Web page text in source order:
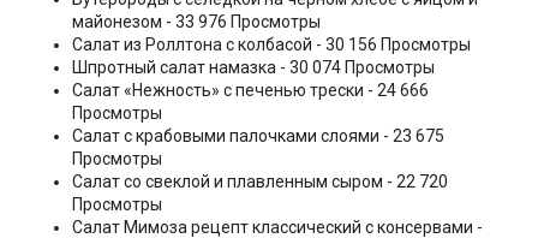
майонезом - 33 976 Просмотры
Салат из Роллтона с колбасой - 30 156 Просмотры
Шпротный салат намазка - 30 074 Просмотры
Салат «Нежность» с печенью трески - 24 666
Просмотры
Салат с крабовыми палочками слоями - 23 675
Просмотры
Салат со свеклой и плавленным сыром - 22 720
Просмотры
Салат Мимоза рецепт классический с консервами -